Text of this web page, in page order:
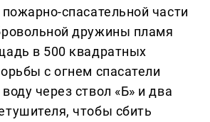
спасательной части
дружины пламя
в 500 квадратных
с огнем спасатели
через ствол «Б» и два
чтобы сбить